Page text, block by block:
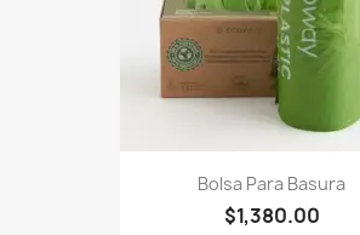
Bolsa Para Basura
$1,380.00